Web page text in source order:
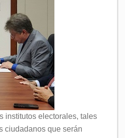
institutos electorales, tales
ciudadanos que serán